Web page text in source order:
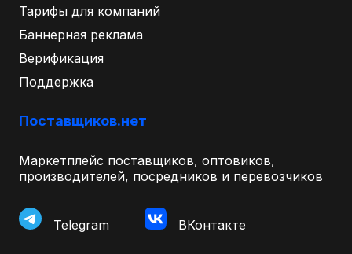
Тарифы для компаний
Баннерная реклама
Верификация
Поддержка
Поставщиков.нет
Маркетплейс поставщиков, оптовиков,
производителей, посредников и перевозчиков
Telegram ВКонтакте